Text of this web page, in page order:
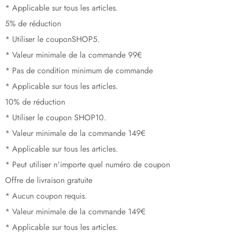
* Applicable sur tous les articles.
5% de réduction
* Utiliser le couponSHOP5.
* Valeur minimale de la commande 99€
* Pas de condition minimum de commande
* Applicable sur tous les articles.
10% de réduction
* Utiliser le coupon SHOP10.
* Valeur minimale de la commande 149€
* Applicable sur tous les articles.
* Peut utiliser n'importe quel numéro de coupon
Offre de livraison gratuite
* Aucun coupon requis.
* Valeur minimale de la commande 149€
* Applicable sur tous les articles.